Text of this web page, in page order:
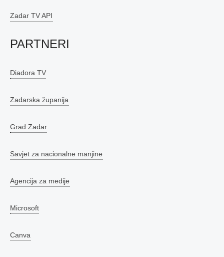
Zadar TV API
PARTNERI
Diadora TV
Zadarska županija
Grad Zadar
Savjet za nacionalne manjine
Agencija za medije
Microsoft
Canva